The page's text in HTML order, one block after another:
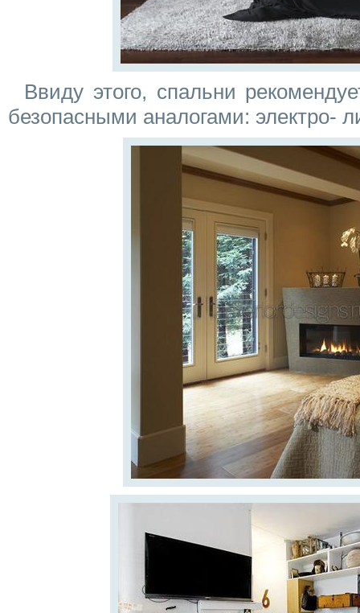
Ввиду этого, спальни
безопасными аналогами: электро-